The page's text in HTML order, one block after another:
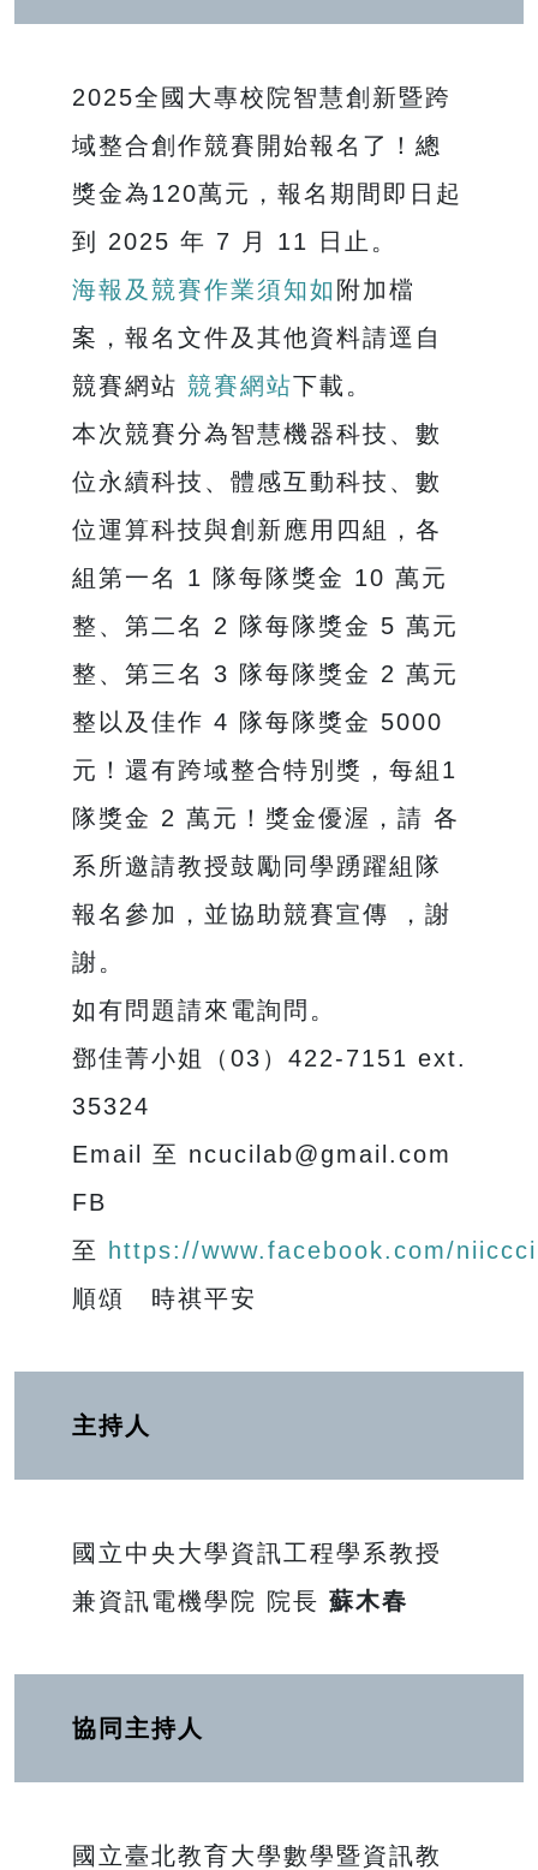
2025全國大專校院智慧創新暨跨
域整合創作競賽開始報名了！總
獎金為120萬元，報名期間即日起
到 2025 年 7 月 11 日止。
海報及競賽作業須知如 附加檔
案，報名文件及其他資料請逕自
競賽網站 競賽網站下載。
本次競賽分為智慧機器科技、數
位永續科技、體感互動科技、數
位運算科技與創新應用四組，各
組第一名 1 隊每隊獎金 10 萬元
整、第二名 2 隊每隊獎金 5 萬元
整、第三名 3 隊每隊獎金 2 萬元
整以及佳作 4 隊每隊獎金 5000
元！還有跨域整合特別獎，每組1
隊獎金 2 萬元！獎金優渥，請 各
系所邀請教授鼓勵同學踴躍組隊
報名參加，並協助競賽宣傳 ，謝
謝。
如有問題請來電詢問。
鄧佳菁小姐（03）422-7151 ext.
35324
Email 至 ncucilab@gmail.com
FB
至
https://www.facebook.com/
順頌 時祺平安
主持人
國立中央大學資訊工程學系教授
兼資訊電機學院 院長 蘇木春
協同主持人
國立臺北教育大學數學暨資訊教